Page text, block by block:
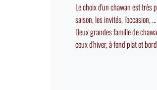
Le choix d'un chawan est très
saison, les invités, l'occasion, ...
Deux grandes famille de
ceux d'hiver, à fond plat et